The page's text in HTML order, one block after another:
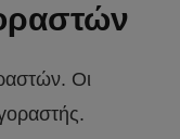
Οι